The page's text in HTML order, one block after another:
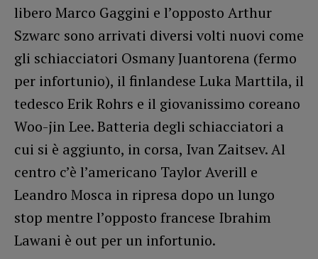
libero Marco Gaggini e l’opposto Arthur
Szwarc sono arrivati diversi volti nuovi come
gli schiacciatori Osmany Juantorena (fermo
per infortunio), il finlandese Luka Marttila, il
tedesco Erik Rohrs e il giovanissimo coreano
Woo-jin Lee. Batteria degli schiacciatori a
cui si è aggiunto, in corsa, Ivan Zaitsev. Al
centro c’è l’americano Taylor Averill e
Leandro Mosca in ripresa dopo un lungo
stop mentre l’opposto francese Ibrahim
Lawani è out per un infortunio.